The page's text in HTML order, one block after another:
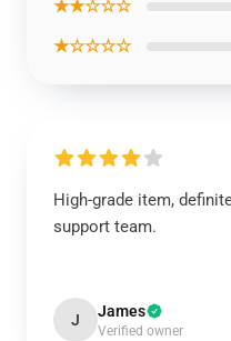
★★☆☆☆
★☆☆☆☆
High-grade item,
support team.
J James
Verified owner